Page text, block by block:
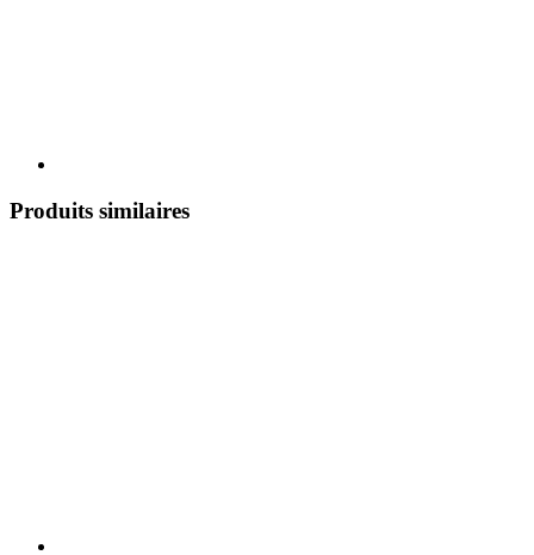
Produits similaires